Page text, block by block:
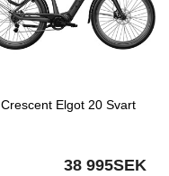
Crescent Elgot 20 Svart
38 995SEK